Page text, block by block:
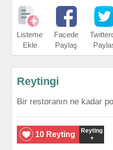
Listeme
Ekle
Facede
Paylaş
Reytingi
Bir restoranın ne kadar
10 Reyting
Reyting
+